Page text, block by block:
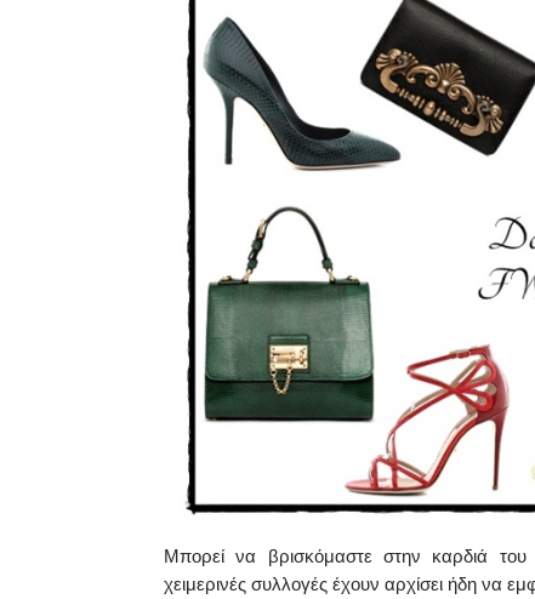
Μπορεί να βρισκόμαστε στην καρδιά του
χειμερινές συλλογές έχουν αρχίσει ήδη να